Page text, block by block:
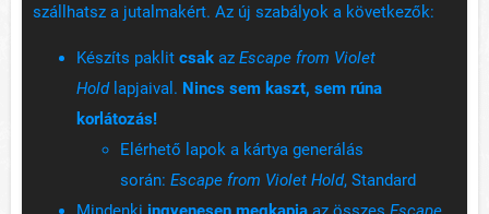
szállhatsz a jutalmakért. Az új szabályok a következők:
Készíts paklit csak az Escape from Violet
Holdlapjaival. Nincs sem kaszt, sem rúna
korlátozás!
Elérhető lapok a kártya generálás
során: Escape from Violet Hold, Standard